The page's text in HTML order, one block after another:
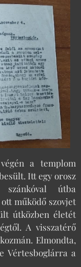
a templom
Itt egy orosz
szánkóval útba
működő szovjet
útközben életét
A visszatérő
Elmondta,
Vértesboglárra a